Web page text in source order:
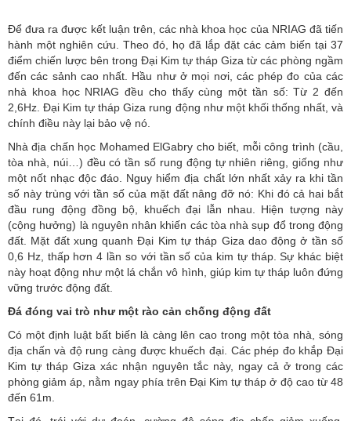
Để đưa ra được kết luận trên, các nhà khoa học của NRIAG đã tiến
hành một nghiên cứu. Theo đó, họ đã lắp đặt các cảm biến tại 37
điểm chiến lược bên trong Đại Kim tự tháp Giza từ các phòng ngầm
đến các sảnh cao nhất. Hầu như ở mọi nơi, các phép đo của các
nhà khoa học NRIAG đều cho thấy cùng một tần số: Từ 2 đến
2,6Hz. Đại Kim tự tháp Giza rung động như một khối thống nhất, và
chính điều này lại bảo vệ nó.
Nhà địa chấn học Mohamed ElGabry cho biết, mỗi công trình (cầu,
tòa nhà, núi…) đều có tần số rung động tự nhiên riêng, giống như
một nốt nhạc độc đáo. Nguy hiểm địa chất lớn nhất xảy ra khi tần
số này trùng với tần số của mặt đất nâng đỡ nó: Khi đó cả hai bắt
đầu rung động đồng bộ, khuếch đại lẫn nhau. Hiện tượng này
(cộng hưởng) là nguyên nhân khiến các tòa nhà sụp đổ trong động
đất. Mặt đất xung quanh Đại Kim tự tháp Giza dao động ở tần số
0,6 Hz, thấp hơn 4 lần so với tần số của kim tự tháp. Sự khác biệt
này hoạt động như một lá chắn vô hình, giúp kim tự tháp luôn đứng
vững trước động đất.
Đá đóng vai trò như một rào cản chống động đất
Có một định luật bất biến là càng lên cao trong một tòa nhà, sóng
địa chấn và độ rung càng được khuếch đại. Các phép đo khắp Đại
Kim tự tháp Giza xác nhận nguyên tắc này, ngay cả ở trong các
phòng giảm áp, nằm ngay phía trên Đại Kim tự tháp ở độ cao từ 48
đến 61m.